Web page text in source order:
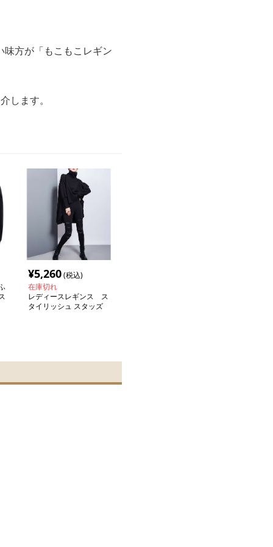
方が「もこもこレギン
します。
¥5,260(税込)
在庫切れ
レディースレギンス ス
タイリッシュ スタッズ